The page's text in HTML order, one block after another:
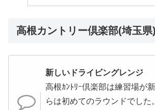
高根カントリー倶楽部(埼玉県
新しいドライビングレンジ
高根ｶﾝﾄﾘｰ倶楽部は練習場が
らは初めてのラウンドでした